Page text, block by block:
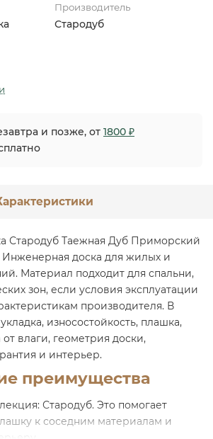
Производитель
Стародуб
и позже, от 1800 ₽
Стародуб Таежная Дуб Приморский
Инженерная доска для жилых и
Материал подходит для спальни,
зон, если условия эксплуатации
производителя. В
износостойкость, плашка,
влаги, геометрия доски,
и интерьер.
преимущества
Стародуб. Это помогает
к соседним материалам и